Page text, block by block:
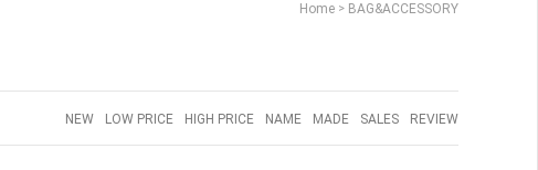
Home > BAG&ACCESSORY
NEW LOW PRICE HIGH PRICE NAME MADE SALES REVIEW